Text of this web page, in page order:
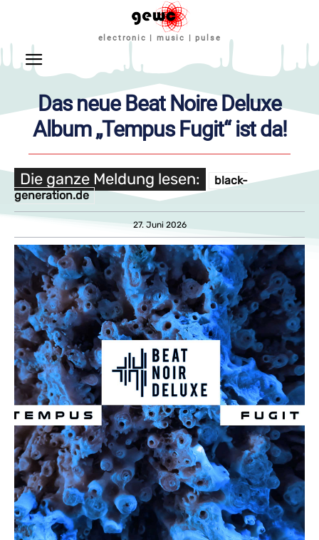
electronic | music | pulse
Das neue Beat Noire Deluxe
Album „Tempus Fugit“ ist da!
Die ganze Meldung lesen:
black-
generation.de
27. Juni 2026